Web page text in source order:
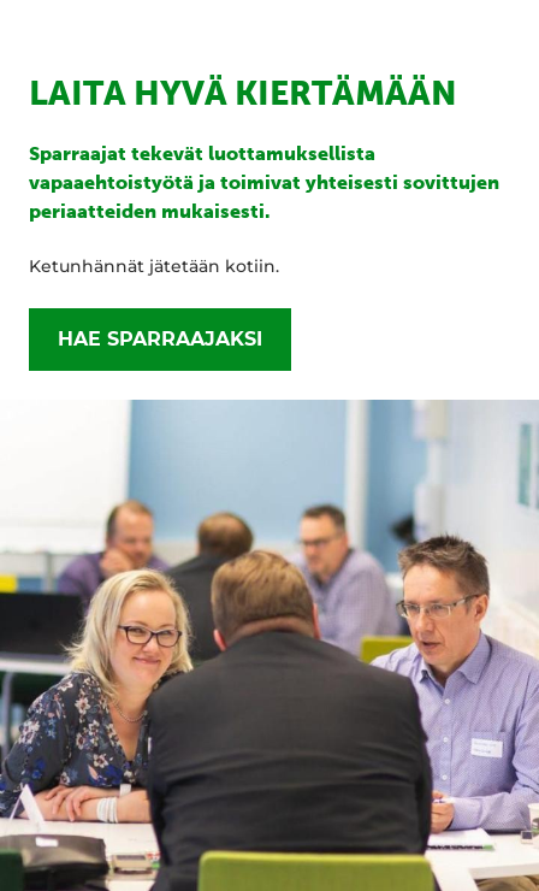
LAITA HYVÄ KIERTÄMÄÄN
Sparraajat tekevät luottamuksellista
vapaaehtoistyötä ja toimivat yhteisesti sovittujen
periaatteiden mukaisesti.
Ketunhännät jätetään kotiin.
HAE SPARRAAJAKSI